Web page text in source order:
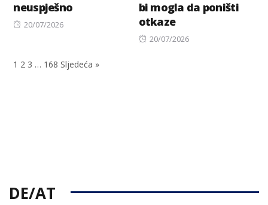
neuspješno
Posted
20/07/2026
bi mogla da poništi
otkaze
Posted
20/07/2026
1 2 3 … 168 Sljedeća »
DE/AT